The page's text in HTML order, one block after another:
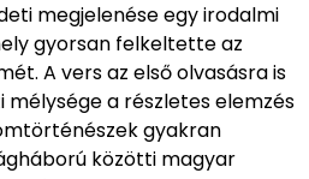
megjelenése egy irodalmi
gyorsan felkeltette az
A vers az első olvasásra is
mélysége a részletes elemzés
gyakran
közötti magyar